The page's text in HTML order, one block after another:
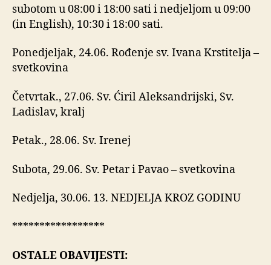
subotom u 08:00 i 18:00 sati i nedjeljom u 09:00
(in English), 10:30 i 18:00 sati.
Ponedjeljak, 24.06. Rođenje sv. Ivana Krstitelja –
svetkovina
Četvrtak., 27.06. Sv. Ćiril Aleksandrijski, Sv.
Ladislav, kralj
Petak., 28.06. Sv. Irenej
Subota, 29.06. Sv. Petar i Pavao – svetkovina
Nedjelja, 30.06. 13. NEDJELJA KROZ GODINU
*****************
OSTALE OBAVIJESTI: